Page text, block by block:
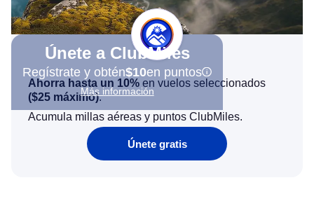
Únete a ClubMiles
Regístrate y obtén$10en puntos
Más información
Ahorra hasta un 10% en vuelos seleccionados
($25 máximo).
Acumula millas aéreas y puntos ClubMiles.
Únete gratis